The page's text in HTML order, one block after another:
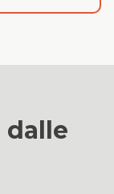
dalle